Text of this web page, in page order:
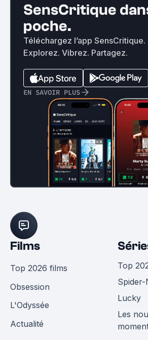
SensCritique
poche.
Téléchargez l’app SensCritique.
Explorez. Vibrez. Partagez.
EN SAVOIR PLUS
Films
Top 2026 films
Obsession
L'Odyssée
Actualité
Top
Lucky
Les